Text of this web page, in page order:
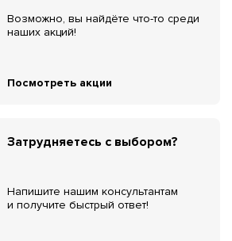
Возможно, вы найдёте что-то среди
наших акций!
Посмотреть акции
Затрудняетесь с выбором?
Напишите нашим консультантам
и получите быстрый ответ!